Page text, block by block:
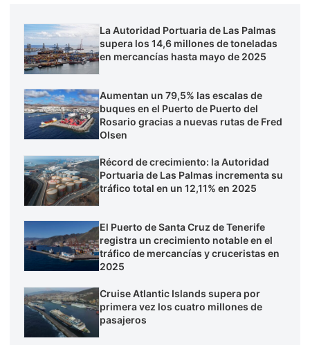
La Autoridad Portuaria de Las Palmas
supera los 14,6 millones de toneladas
en mercancías hasta mayo de 2025
Aumentan un 79,5% las escalas de
buques en el Puerto de Puerto del
Rosario gracias a nuevas rutas de Fred
Olsen
Récord de crecimiento: la Autoridad
Portuaria de Las Palmas incrementa su
tráfico total en un 12,11% en 2025
El Puerto de Santa Cruz de Tenerife
registra un crecimiento notable en el
tráfico de mercancías y cruceristas en
2025
Cruise Atlantic Islands supera por
primera vez los cuatro millones de
pasajeros